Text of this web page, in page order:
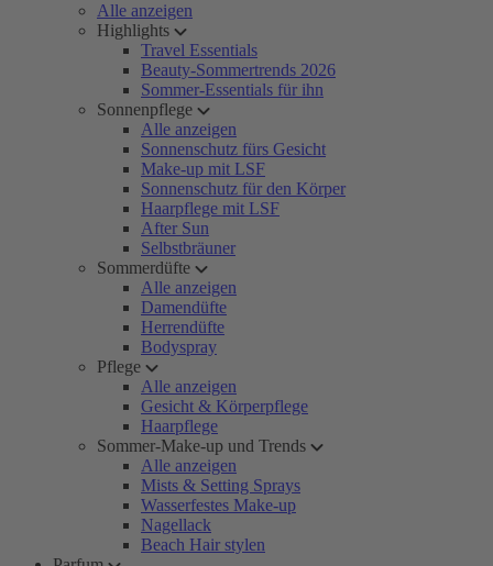
Alle anzeigen
Highlights
Travel Essentials
Beauty-Sommertrends 2026
Sommer-Essentials für ihn
Sonnenpflege
Alle anzeigen
Sonnenschutz fürs Gesicht
Make-up mit LSF
Sonnenschutz für den Körper
Haarpflege mit LSF
After Sun
Selbstbräuner
Sommerdüfte
Alle anzeigen
Damendüfte
Herrendüfte
Bodyspray
Pflege
Alle anzeigen
Gesicht & Körperpflege
Haarpflege
Sommer-Make-up und Trends
Alle anzeigen
Mists & Setting Sprays
Wasserfestes Make-up
Nagellack
Beach Hair stylen